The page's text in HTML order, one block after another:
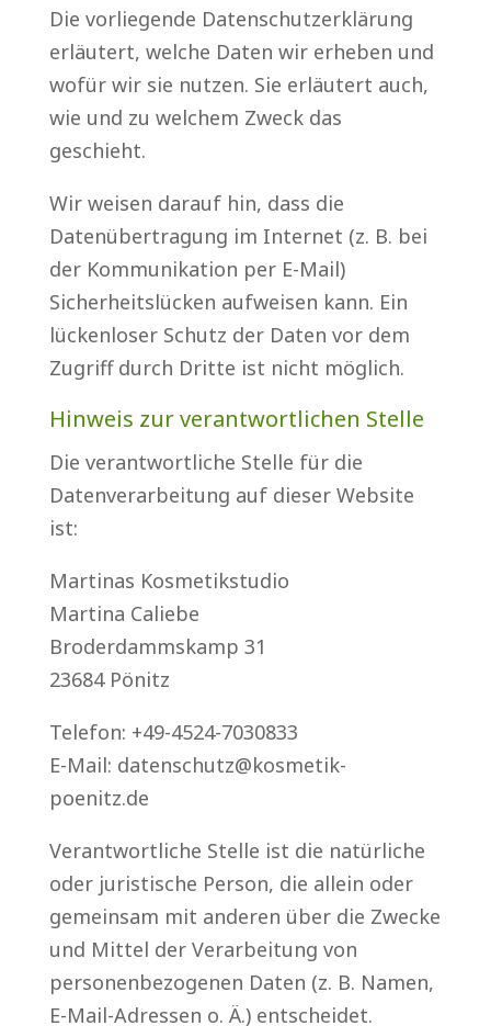
Die vorliegende Datenschutzerklärung
erläutert, welche Daten wir erheben und
wofür wir sie nutzen. Sie erläutert auch,
wie und zu welchem Zweck das
geschieht.
Wir weisen darauf hin, dass die
Datenübertragung im Internet (z. B. bei
der Kommunikation per E-Mail)
Sicherheitslücken aufweisen kann. Ein
lückenloser Schutz der Daten vor dem
Zugriff durch Dritte ist nicht möglich.
Hinweis zur verantwortlichen Stelle
Die verantwortliche Stelle für die
Datenverarbeitung auf dieser Website
ist:
Martinas Kosmetikstudio
Martina Caliebe
Broderdammskamp 31
23684 Pönitz
Telefon: +49-4524-7030833
E-Mail: datenschutz@kosmetik-
poenitz.de
Verantwortliche Stelle ist die natürliche
oder juristische Person, die allein oder
gemeinsam mit anderen über die Zwecke
und Mittel der Verarbeitung von
personenbezogenen Daten (z. B. Namen,
E-Mail-Adressen o. Ä.) entscheidet.